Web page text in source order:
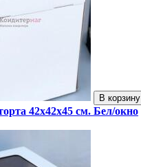
В корзину
42х42х45 см. Бел/окно